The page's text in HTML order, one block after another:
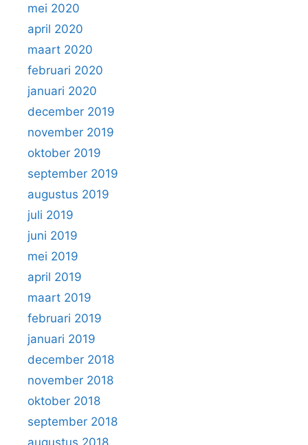
mei 2020
april 2020
maart 2020
februari 2020
januari 2020
december 2019
november 2019
oktober 2019
september 2019
augustus 2019
juli 2019
juni 2019
mei 2019
april 2019
maart 2019
februari 2019
januari 2019
december 2018
november 2018
oktober 2018
september 2018
augustus 2018